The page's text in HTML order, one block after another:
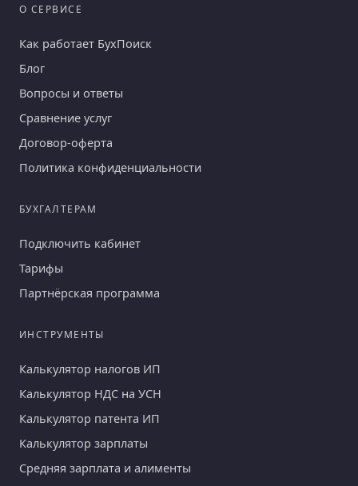
О СЕРВИСЕ
Как работает БухПоиск
Блог
Вопросы и ответы
Сравнение услуг
Договор-оферта
Политика конфиденциальности
БУХГАЛТЕРАМ
Подключить кабинет
Тарифы
Партнёрская программа
ИНСТРУМЕНТЫ
Калькулятор налогов ИП
Калькулятор НДС на УСН
Калькулятор патента ИП
Калькулятор зарплаты
Средняя зарплата и алименты